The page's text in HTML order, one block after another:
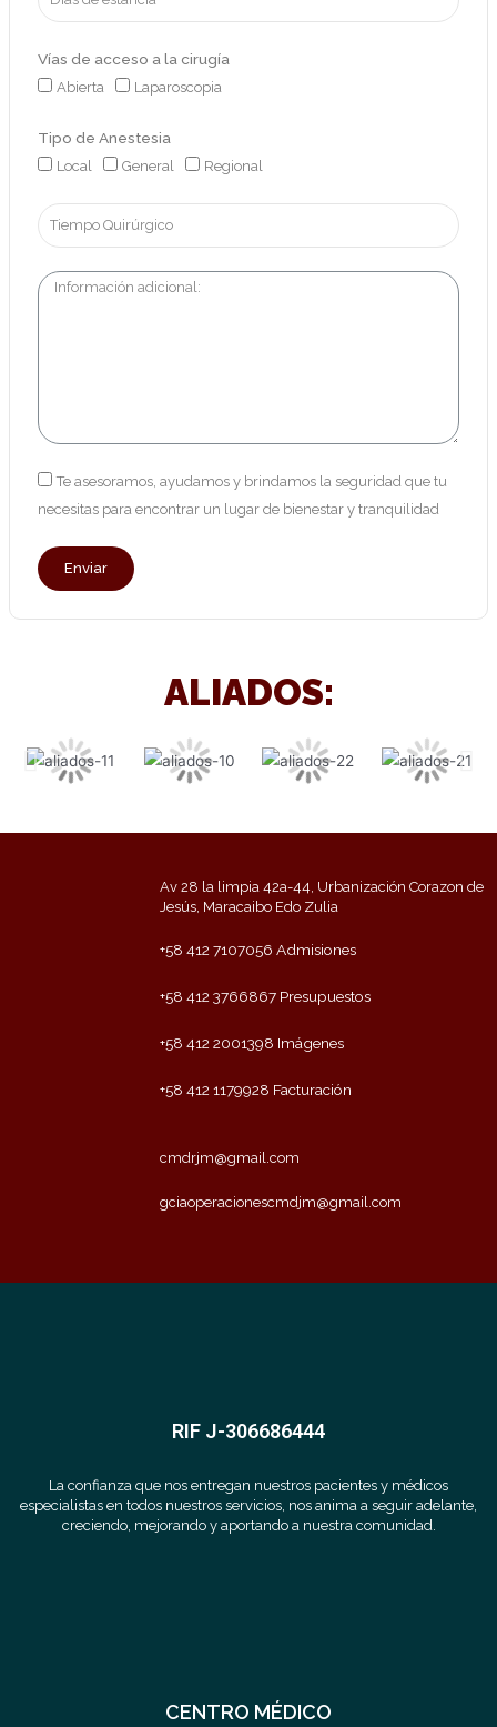
Vías de acceso a la cirugía
Abierta Laparoscopia
Tipo de Anestesia
Local General Regional
Te asesoramos, ayudamos y brindamos la seguridad que tu
necesitas para encontrar un lugar de bienestar y tranquilidad
Enviar
ALIADOS:
Av 28 la limpia 42a-44, Urbanización Corazon de
Jesús, Maracaibo Edo Zulia
+58 412 7107056 Admisiones
+58 412 3766867 Presupuestos
+58 412 2001398 Imágenes
+58 412 1179928 Facturación
cmdrjm@gmail.com
gciaoperacionescmdjm@gmail.com
RIF J-306686444
La confianza que nos entregan nuestros pacientes y médicos
especialistas en todos nuestros servicios, nos anima a seguir adelante,
creciendo, mejorando y aportando a nuestra comunidad.
CENTRO MÉDICO